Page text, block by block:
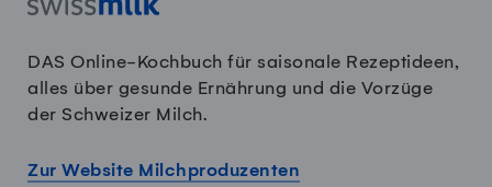
DAS Online-Kochbuch für saisonale Rezeptideen,
alles über gesunde Ernährung und die Vorzüge
der Schweizer Milch.
Zur Website Milchproduzenten